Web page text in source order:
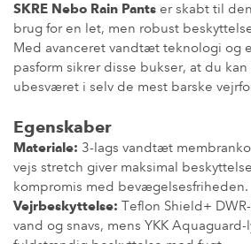
SKRE Nebo Rain Pants er skabt til
brug for en let, men robust
Med avanceret vandtæt teknologi og
pasform sikrer disse bukser, at du
ubesværet i selv de mest barske
Egenskaber
Materiale: 3-lags vandtæt
vejs stretch giver maksimal
kompromis med bevægelsesfriheden.
Vejrbeskyttelse: Teflon Shield+
vand og snavs, mens YKK